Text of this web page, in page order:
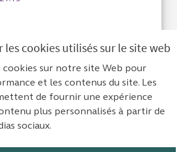
cookies utilisés sur le site web
cookies sur notre site Web pour
et les contenus du site. Les
de fournir une expérience
plus personnalisés à partir de
sociaux.
légales